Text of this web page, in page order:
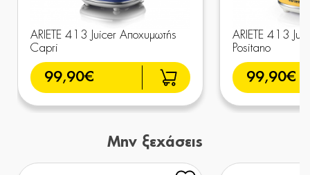
ARIETE 413 Juicer Αποχυμωτής
Capri
99,90€
ARIETE 413
Positano
99,90€
Μην ξεχάσεις